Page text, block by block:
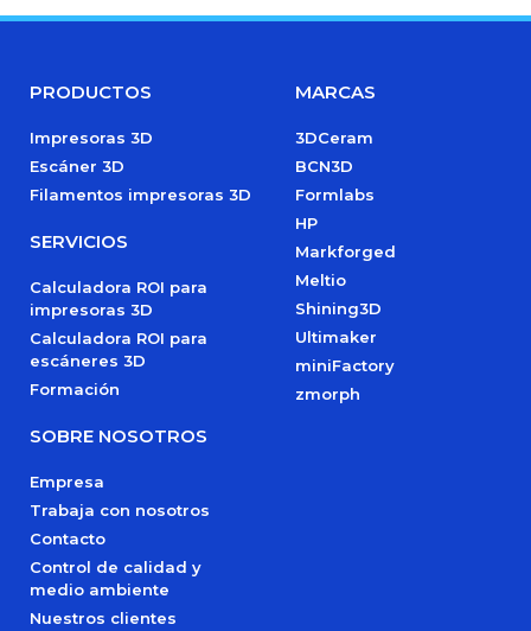
PRODUCTOS
Impresoras 3D
Escáner 3D
Filamentos impresoras 3D
SERVICIOS
Calculadora ROI para
impresoras 3D
Calculadora ROI para
escáneres 3D
Formación
SOBRE NOSOTROS
Empresa
Trabaja con nosotros
Contacto
Control de calidad y
medio ambiente
Nuestros clientes
MARCAS
3DCeram
BCN3D
Formlabs
HP
Markforged
Meltio
Shining3D
Ultimaker
miniFactory
zmorph